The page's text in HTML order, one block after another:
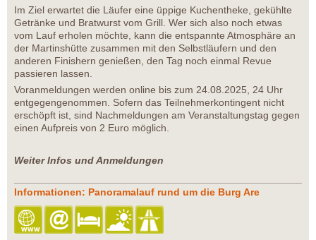
Im Ziel erwartet die Läufer eine üppige Kuchentheke, gekühlte
Getränke und Bratwurst vom Grill. Wer sich also noch etwas
vom Lauf erholen möchte, kann die entspannte Atmosphäre an
der Martinshütte zusammen mit den Selbstläufern und den
anderen Finishern genießen, den Tag noch einmal Revue
passieren lassen.
Voranmeldungen werden online bis zum 24.08.2025, 24 Uhr
entgegengenommen. Sofern das Teilnehmerkontingent nicht
erschöpft ist, sind Nachmeldungen am Veranstaltungstag gegen
einen Aufpreis von 2 Euro möglich.
Weiter Infos und Anmeldungen
Informationen: Panoramalauf rund um die Burg Are